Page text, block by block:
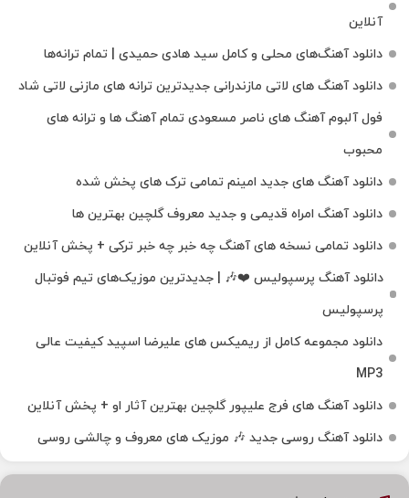
آنلاین
دانلود آهنگ‌های محلی و کامل سید هادی حمیدی | تمام ترانه‌ها
دانلود آهنگ‌ های لاتی مازندرانی جدیدترین ترانه های مازنی لاتی شاد
فول آلبوم آهنگ‌ های ناصر مسعودی تمام آهنگ‌ ها و ترانه‌ های
محبوب
دانلود آهنگ های جدید امینم تمامی ترک های پخش شده
دانلود آهنگ امراه قدیمی و جدید معروف گلچین بهترین ها
دانلود تمامی نسخه های آهنگ چه خبر چه خبر ترکی + پخش آنلاین
دانلود آهنگ پرسپولیس ❤️🎶 | جدیدترین موزیک‌های تیم فوتبال
پرسپولیس
دانلود مجموعه کامل از ریمیکس های علیرضا اسپید کیفیت عالی
MP3
دانلود آهنگ های فرج علیپور گلچین بهترین آثار او + پخش آنلاین
دانلود آهنگ روسی جدید 🎶 موزیک‌ های معروف و چالشی روسی